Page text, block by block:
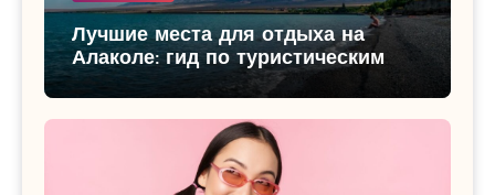
Лучшие места для отдыха на
Алаколе: гид по туристическим
базам